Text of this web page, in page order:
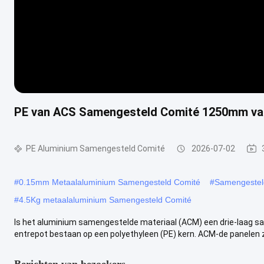
PE van ACS Samengesteld Comité 1250mm
PE Aluminium Samengesteld Comité 2026-07-02
#0.15mm Metaalaluminium Samengesteld Comité #
#4.5Kg metaalaluminium Samengesteld Comité
Is het aluminium samengestelde materiaal (ACM) een drie-laag
entrepot bestaan op een polyethyleen (PE) kern. ACM-de panelen